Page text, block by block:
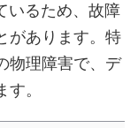
いるため、故障
があります。特
物理障害で、デ
。